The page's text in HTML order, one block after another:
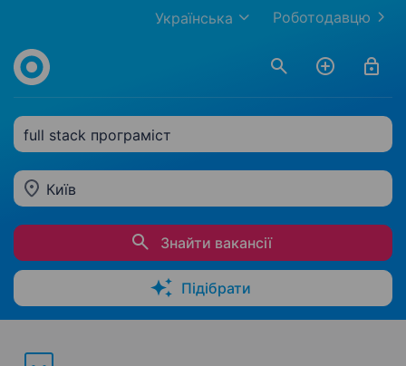
Роботодавцю
Українська
full stack програміст
Київ
Знайти вакансії
Підібрати